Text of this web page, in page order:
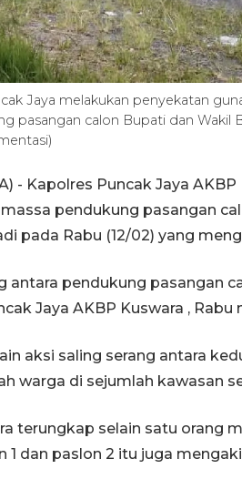
Jaya melakukan penyekatan
pasangan calon Bupati dan Wakil
- Kapolres Puncak Jaya
pendukung pasangan
pada Rabu (12/02) yang
antara pendukung pasangan
Jaya AKBP Kuswara , Rabu
aksi saling serang antara
warga di sejumlah kawasan
terungkap selain satu orang
1 dan paslon 2 itu juga